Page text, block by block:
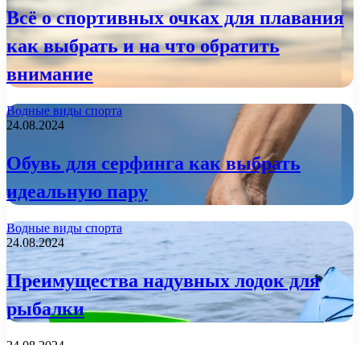
Всё о спортивных очках для плавания
как выбрать и на что обратить
внимание
Водные виды спорта
24.08.2024
Обувь для серфинга как выбрать
идеальную пару
Водные виды спорта
24.08.2024
Преимущества надувных лодок для
рыбалки